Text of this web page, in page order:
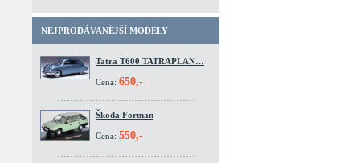
NEJPRODÁVANĚJŠÍ MODELY
Tatra T600 TATRAPLAN…
Cena: 650,-
Škoda Forman
Cena: 550,-